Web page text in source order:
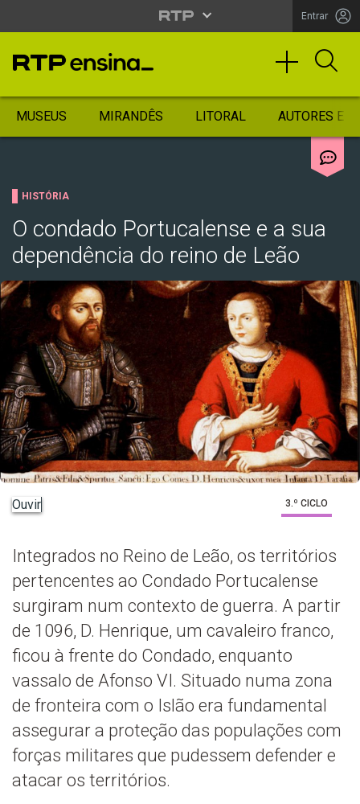
Entrar
MUSEUS MIRANDÊS LITORAL AUTORES
HISTÓRIA
O condado Portucalense e a sua
dependência do reino de Leão
Ouvir 3.º CICLO
Integrados no Reino de Leão, os territórios
pertencentes ao Condado Portucalense
surgiram num contexto de guerra. A partir
de 1096, D. Henrique, um cavaleiro franco,
ficou à frente do Condado, enquanto
vassalo de Afonso VI. Situado numa zona
de fronteira com o Islão era fundamental
assegurar a proteção das populações com
forças militares que pudessem defender e
atacar os territórios.